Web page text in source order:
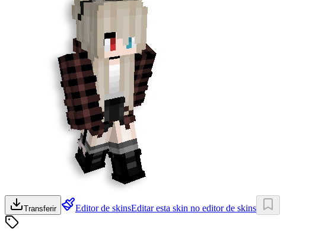
Transferir Editor de skinsEditar esta skin no editor de skins